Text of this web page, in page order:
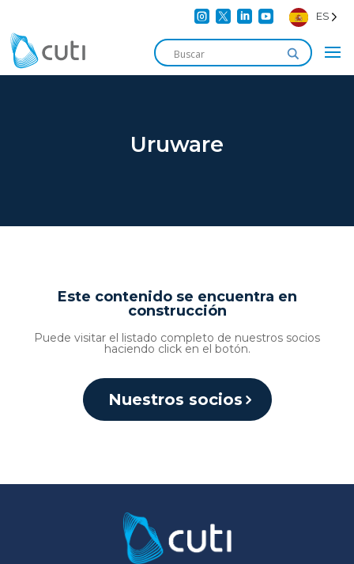
    ES
Uruware
Este contenido se encuentra en
construcción
Puede visitar el listado completo de nuestros socios
haciendo click en el botón.
Nuestros socios